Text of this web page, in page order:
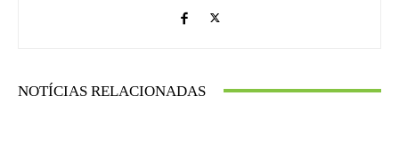
NOTÍCIAS RELACIONADAS